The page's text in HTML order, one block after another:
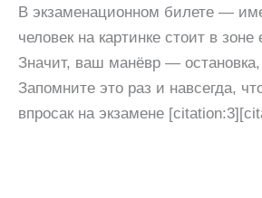
В экзаменационном билете —
человек на картинке стоит в зоне
Значит, ваш манёвр — остановка,
Запомните это раз и навсегда,
впросак на экзамене